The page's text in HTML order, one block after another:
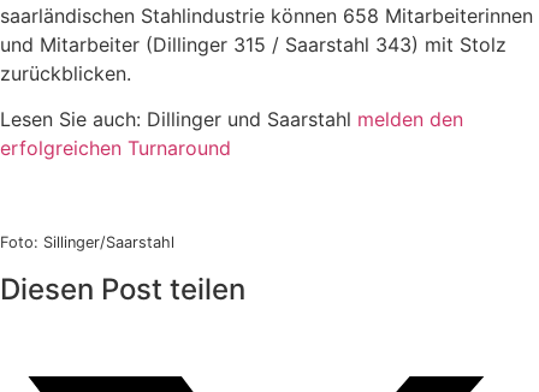
saarländischen Stahlindustrie können 658 Mitarbeiterinnen
und Mitarbeiter (Dillinger 315 / Saarstahl 343) mit Stolz
zurückblicken.
Lesen Sie auch: Dillinger und Saarstahl melden den
erfolgreichen Turnaround
Foto: Sillinger/Saarstahl
Diesen Post teilen